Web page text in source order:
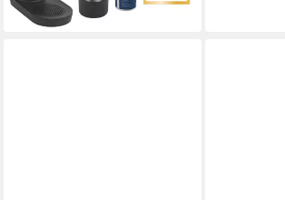
lieferbar - in 3-4 Werktagen bei dir